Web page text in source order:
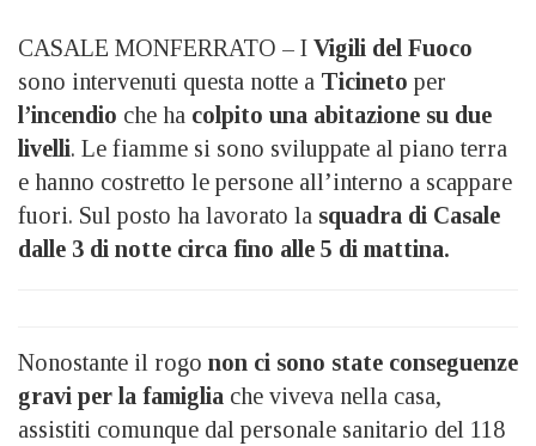
CASALE MONFERRATO – I Vigili del Fuoco
sono intervenuti questa notte a Ticineto per
l’incendio che ha colpito una abitazione su due
livelli. Le fiamme si sono sviluppate al piano terra
e hanno costretto le persone all’interno a scappare
fuori. Sul posto ha lavorato la squadra di Casale
dalle 3 di notte circa fino alle 5 di mattina.
Nonostante il rogo non ci sono state conseguenze
gravi per la famiglia che viveva nella casa,
assistiti comunque dal personale sanitario del 118